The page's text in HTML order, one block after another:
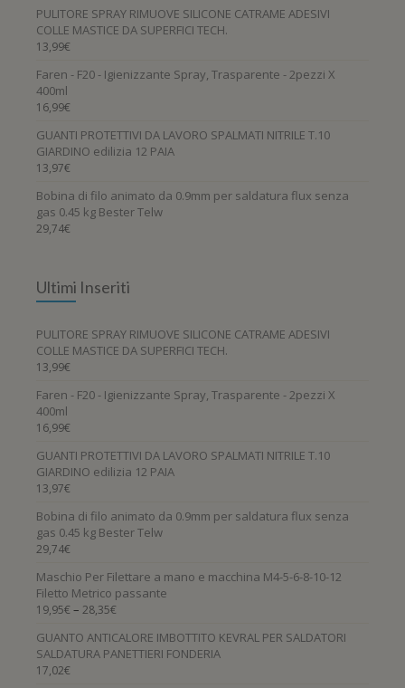
PULITORE SPRAY RIMUOVE SILICONE CATRAME ADESIVI
COLLE MASTICE DA SUPERFICI TECH.
13,99€
Faren - F20 - Igienizzante Spray, Trasparente - 2pezzi X
400ml
16,99€
GUANTI PROTETTIVI DA LAVORO SPALMATI NITRILE T.10
GIARDINO edilizia 12 PAIA
13,97€
Bobina di filo animato da 0.9mm per saldatura flux senza
gas 0.45 kg Bester Telw
29,74€
Ultimi Inseriti
PULITORE SPRAY RIMUOVE SILICONE CATRAME ADESIVI
COLLE MASTICE DA SUPERFICI TECH.
13,99€
Faren - F20 - Igienizzante Spray, Trasparente - 2pezzi X
400ml
16,99€
GUANTI PROTETTIVI DA LAVORO SPALMATI NITRILE T.10
GIARDINO edilizia 12 PAIA
13,97€
Bobina di filo animato da 0.9mm per saldatura flux senza
gas 0.45 kg Bester Telw
29,74€
Maschio Per Filettare a mano e macchina M4-5-6-8-10-12
Filetto Metrico passante
19,95€ – 28,35€
GUANTO ANTICALORE IMBOTTITO KEVRAL PER SALDATORI
SALDATURA PANETTIERI FONDERIA
17,02€